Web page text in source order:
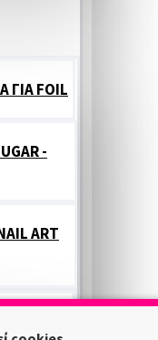
ΓΙΑ FOIL
-
ART